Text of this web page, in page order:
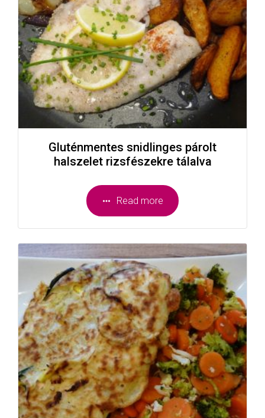
Gluténmentes snidlinges párolt
halszelet rizsfészekre tálalva
Read more